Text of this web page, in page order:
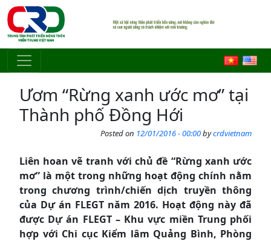
Skip to main content
Ươm “Rừng xanh ước mơ” tại
Thành phố Đồng Hới
Posted on 12/01/2016 - 00:00bycrdvietnam
Liên hoan vẽ tranh với chủ đề “Rừng xanh ước
mơ” là một trong những hoạt động chính nằm
trong chương trình/chiến dịch truyền thông
của Dự án FLEGT năm 2016. Hoạt động này đã
được Dự án FLEGT – Khu vực miền Trung phối
hợp với Chi cục Kiểm lâm Quảng Bình, Phòng